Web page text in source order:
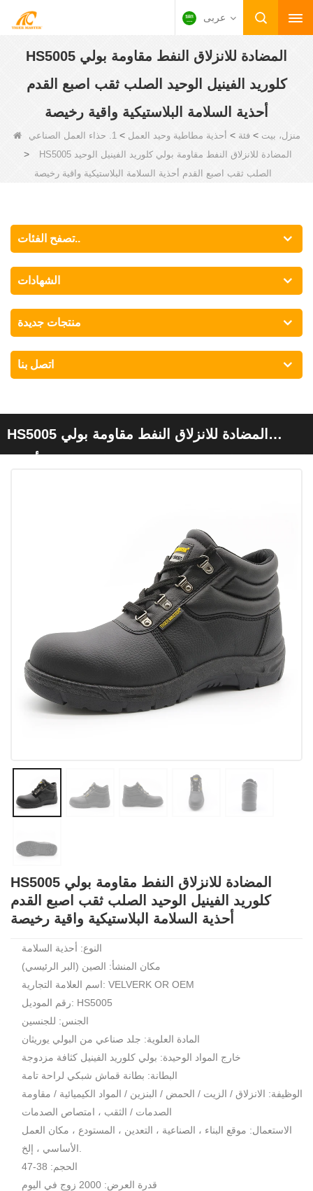
عربى
HS5005 المضادة للانزلاق النفط مقاومة بولي
كلوريد الفينيل الوحيد الصلب ثقب اصبع القدم
أحذية السلامة البلاستيكية واقية رخيصة
منزل، بيت >فئة > أحذية مطاطية وحيد العمل > 1. حذاء العمل الصناعي
>
HS5005 المضادة للانزلاق النفط مقاومة بولي كلوريد الفينيل الوحيد
الصلب ثقب اصبع القدم أحذية السلامة البلاستيكية واقية رخيصة
تصفح الفئات..
الشهادات
منتجات جديدة
اتصل بنا
HS5005 المضادة للانزلاق النفط مقاومة بولي
HS5005 المضادة للانزلاق النفط مقاومة بولي
كلوريد الفينيل الوحيد الصلب ثقب اصبع القدم
أحذية السلامة البلاستيكية واقية رخيصة
النوع: أحذية السلامة
مكان المنشأ: الصين (البر الرئيسي)
اسم العلامة التجارية: VELVERK OR OEM
رقم الموديل: HS5005
الجنس: للجنسين
المادة العلوية: جلد صناعي من البولي يوريثان
خارج المواد الوحيدة: بولي كلوريد الفينيل كثافة مزدوجة
البطانة: بطانة قماش شبكي لراحة تامة
الوظيفة: الانزلاق / الزيت / الحمض / البنزين / المواد الكيميائية / مقاومة
الصدمات / الثقب ، امتصاص الصدمات
الاستعمال: موقع البناء ، الصناعية ، التعدين ، المستودع ، مكان العمل
الحجم: 38-47
قدرة العرض: 2000 زوج في اليوم